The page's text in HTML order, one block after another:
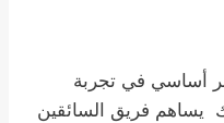
أساسي في تجربة
يساهم فريق السائقين